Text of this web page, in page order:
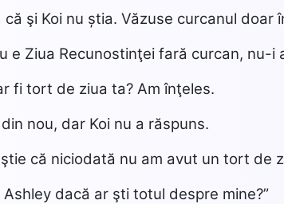
că şi Koi nu știa. Văzuse curcanul
e Ziua Recunostinţei fară curcan, nu-i
fi tort de ziua ta? Am înţeles.
nou, dar Koi nu a răspuns.
că niciodată nu am avut un tort de
Ashley dacă ar şti totul despre mine?”